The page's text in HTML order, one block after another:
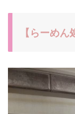
【らーめ